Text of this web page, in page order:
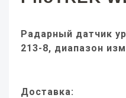
Радарный датчик
213-8, диапазон
Доставка: